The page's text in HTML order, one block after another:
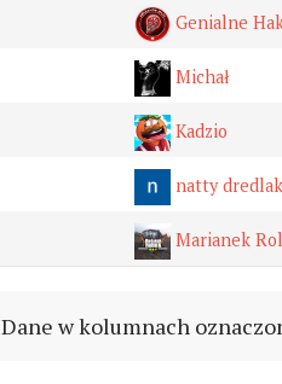
Genialne
Michał
Kadzio
natty dredlak
Marianek
Dane w kolumnach